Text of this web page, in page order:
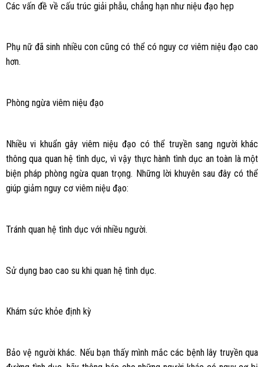
Các vấn đề về cấu trúc giải phẫu, chẳng hạn như niệu đạo hẹp
Phụ nữ đã sinh nhiều con cũng có thể có nguy cơ viêm niệu đạo cao
hơn.
Phòng ngừa viêm niệu đạo
Nhiều vi khuẩn gây viêm niệu đạo có thể truyền sang người khác
thông qua quan hệ tình dục, vì vậy thực hành tình dục an toàn là một
biện pháp phòng ngừa quan trọng. Những lời khuyên sau đây có thể
giúp giảm nguy cơ viêm niệu đạo:
Tránh quan hệ tình dục với nhiều người.
Sử dụng bao cao su khi quan hệ tình dục.
Khám sức khỏe định kỳ
Bảo vệ người khác. Nếu bạn thấy mình mắc các bệnh lây truyền qua